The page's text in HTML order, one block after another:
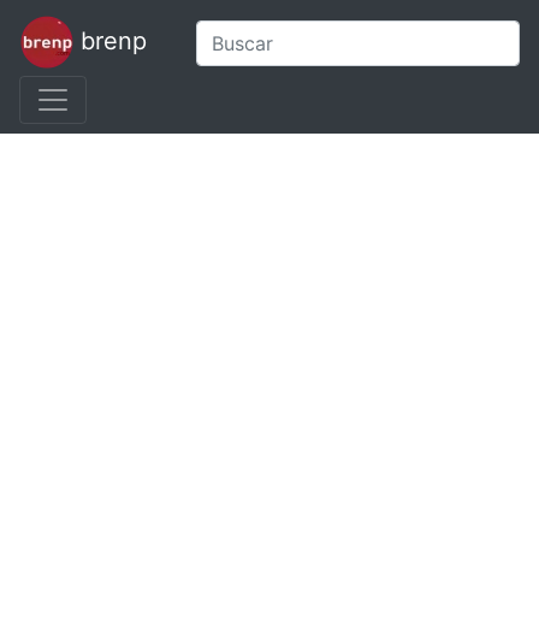
brenp